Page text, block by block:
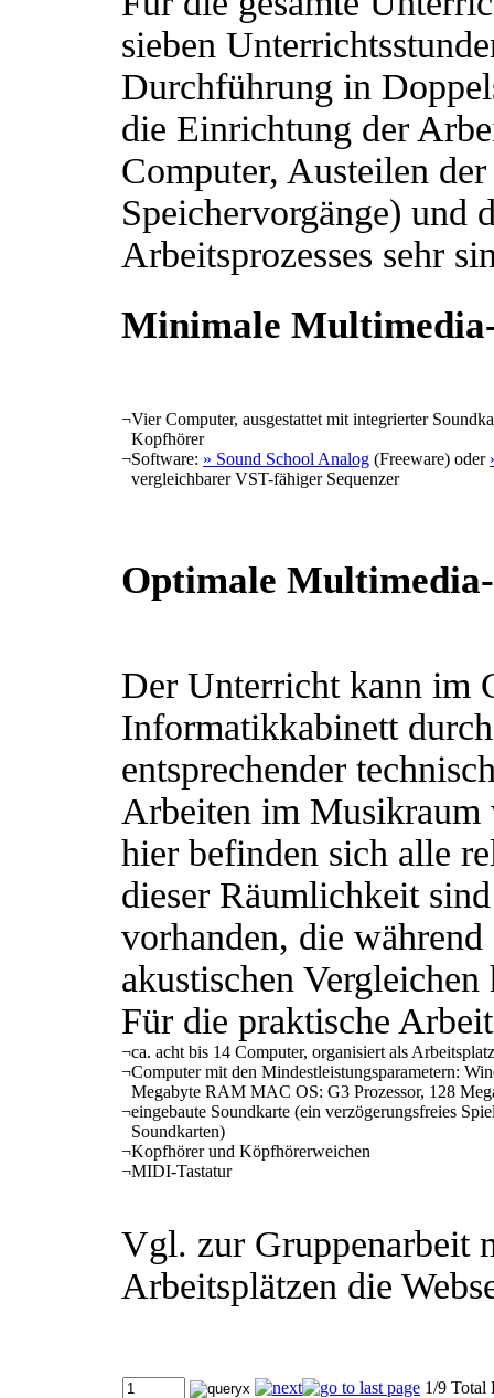
sieben
Durchführung in
die Einrichtung der
Computer, Austeilen
Speichervorgänge) und
Arbeitsprozesses sehr
Minimale
¬Vier Computer, ausgestattet mit integrierter
Kopfhörer
¬Software: » Sound School Analog (Freeware) oder
vergleichbarer VST-fähiger Sequenzer
Optimale
Der Unterricht kann im
Informatikkabinett
entsprechender
Arbeiten im Musikraum
hier befinden sich alle
dieser Räumlichkeit
vorhanden, die
akustischen
Für die praktische
¬ca. acht bis 14 Computer, organisiert als
¬Computer mit den Mindestleistungsparametern:
Megabyte RAM MAC OS: G3 Prozessor, 128
¬eingebaute Soundkarte (ein verzögerungsfreies
Soundkarten)
¬Kopfhörer und Köpfhörerweichen
¬MIDI-Tastatur
Vgl. zur Gruppenarbeit
Arbeitsplätzen die
1/9 Total